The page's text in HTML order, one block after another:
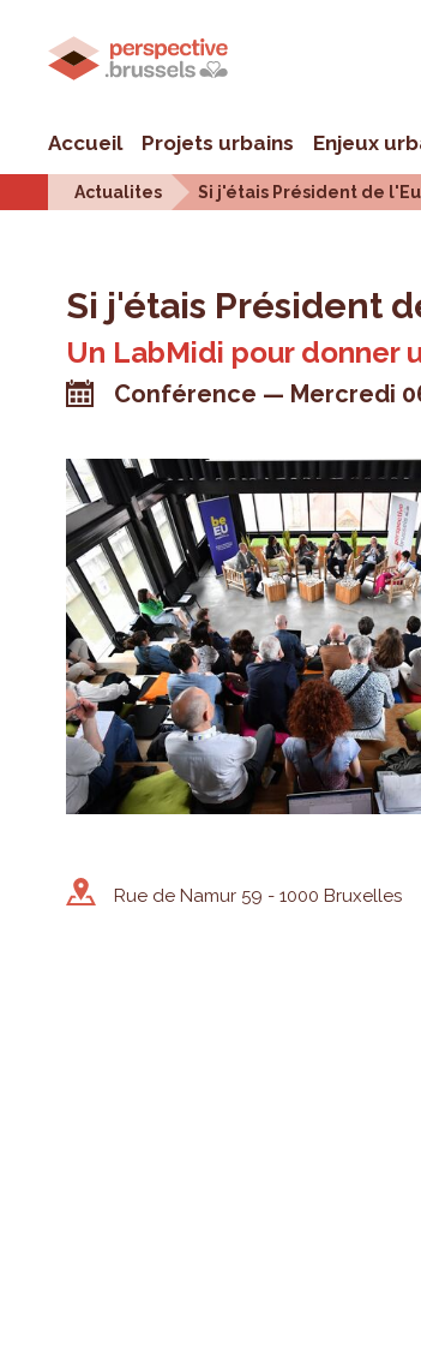
Accueil Projets urbains Enjeux
Actualites Si j'étais Président de
Si j'étais Président
Un LabMidi pour donner
Conférence Mercredi
Rue de Namur 59 - 1000 Bruxelles